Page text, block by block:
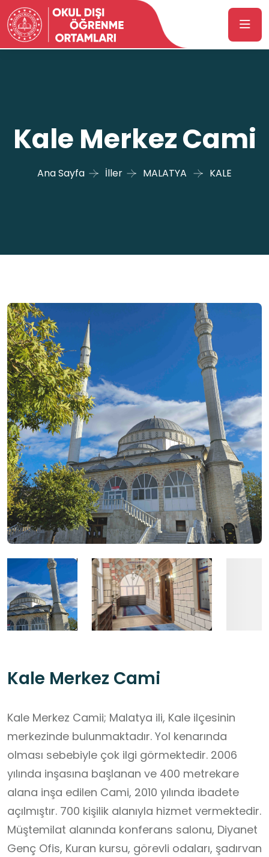
Kale Merkez Cami
Ana Sayfa İller MALATYA KALE
Kale Merkez Cami
Kale Merkez Camii; Malatya ili, Kale ilçesinin
merkezinde bulunmaktadır. Yol kenarında
olması sebebiyle çok ilgi görmektedir. 2006
yılında inşasına başlanan ve 400 metrekare
alana inşa edilen Cami, 2010 yılında ibadete
açılmıştır. 700 kişilik alanıyla hizmet vermektedir.
Müştemilat alanında konferans salonu, Diyanet
Genç Ofis, Kuran kursu, görevli odaları, şadırvan